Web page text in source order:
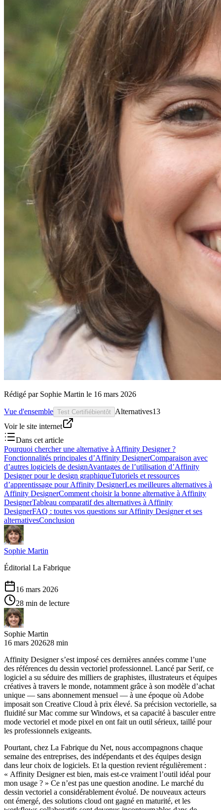
Rédigé par Sophie Martin le 16 mars 2026
Vue d'ensemble Test Certifiébientôt Alternatives13
Voir le site internet
Dans cet article
Pourquoi chercher une alternative à Affinity Designer ?
Fonctionnalités principales d’Affinity DesignerComparaison avec
d’autres logiciels de designAvantages de l’utilisation d’Affinity
Designer pour le design graphiqueTutoriels et ressources
d’apprentissage pour Affinity DesignerLes meilleures alternatives à
Affinity DesignerComment choisir la bonne alternative à Affinity
DesignerTableau comparatif des alternatives à Affinity
DesignerFAQ : toutes vos questions sur Affinity Designer et ses
alternativesConclusion
Sophie Martin
Éditorial La Fabrique
16 mars 2026
28 min de lecture
Sophie Martin
16 mars 202628 min
Affinity Designer s’est imposé ces dernières années comme l’une
des références du dessin vectoriel professionnel. Lancé par Serif, ce
logiciel a su séduire des milliers de graphistes, illustrateurs et équipes
créatives à travers le monde, notamment grâce à son modèle d’achat
unique — sans abonnement mensuel — à une époque où Adobe
imposait son Creative Cloud à prix élevé. Sa précision vectorielle, sa
fluidité sur Mac comme sur Windows, et sa capacité à basculer entre
mode vectoriel et mode pixel en ont fait un outil sérieux, taillé pour
les professionnels exigeants.
Pourtant, chez La Fabrique du Net, nous accompagnons chaque
semaine des entreprises, des indépendants et des équipes design
dans leur choix de logiciels. Et la question revient régulièrement :
« Affinity Designer est bien, mais est-ce vraiment l’outil idéal pour
mon usage ? » Ce n’est pas une question anodine. Le marché du
dessin vectoriel a considérablement évolué. De nouveaux acteurs
ont émergé, des solutions cloud ont gagné en maturité, et les